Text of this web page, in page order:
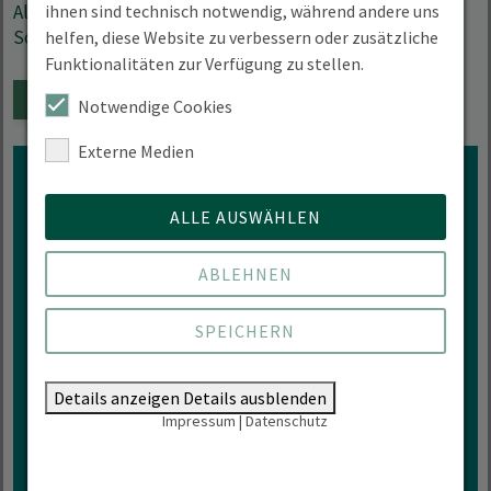
Albrecht Opitz (LFB), Prof. Dr. Benjamin Engler, Dr. Astrid
Schilling
DEM KALENDER HINZUFÜGEN
Interesse an mehr
Veranstaltungen der HNEE?
ihnen sind technisch notwendig, während andere uns
helfen, diese Website zu verbessern oder zusätzliche
Funktionalitäten zur Verfügung zu stellen.
Notwendige Cookies
Externe Medien
ALLE AUSWÄHLEN
ABLEHNEN
SPEICHERN
Details anzeigen Details ausblenden
Impressum|Datenschutz